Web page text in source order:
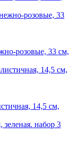
розовые, 33 см,
14,5 см,